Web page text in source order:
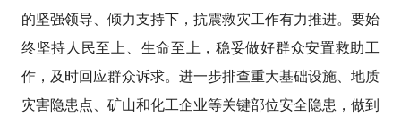
的坚强领导、倾力支持下，抗震救灾工作有力推进。要始
终坚持人民至上、生命至上，稳妥做好群众安置救助工
作，及时回应群众诉求。进一步排查重大基础设施、地质
灾害隐患点、矿山和化工企业等关键部位安全隐患，做到